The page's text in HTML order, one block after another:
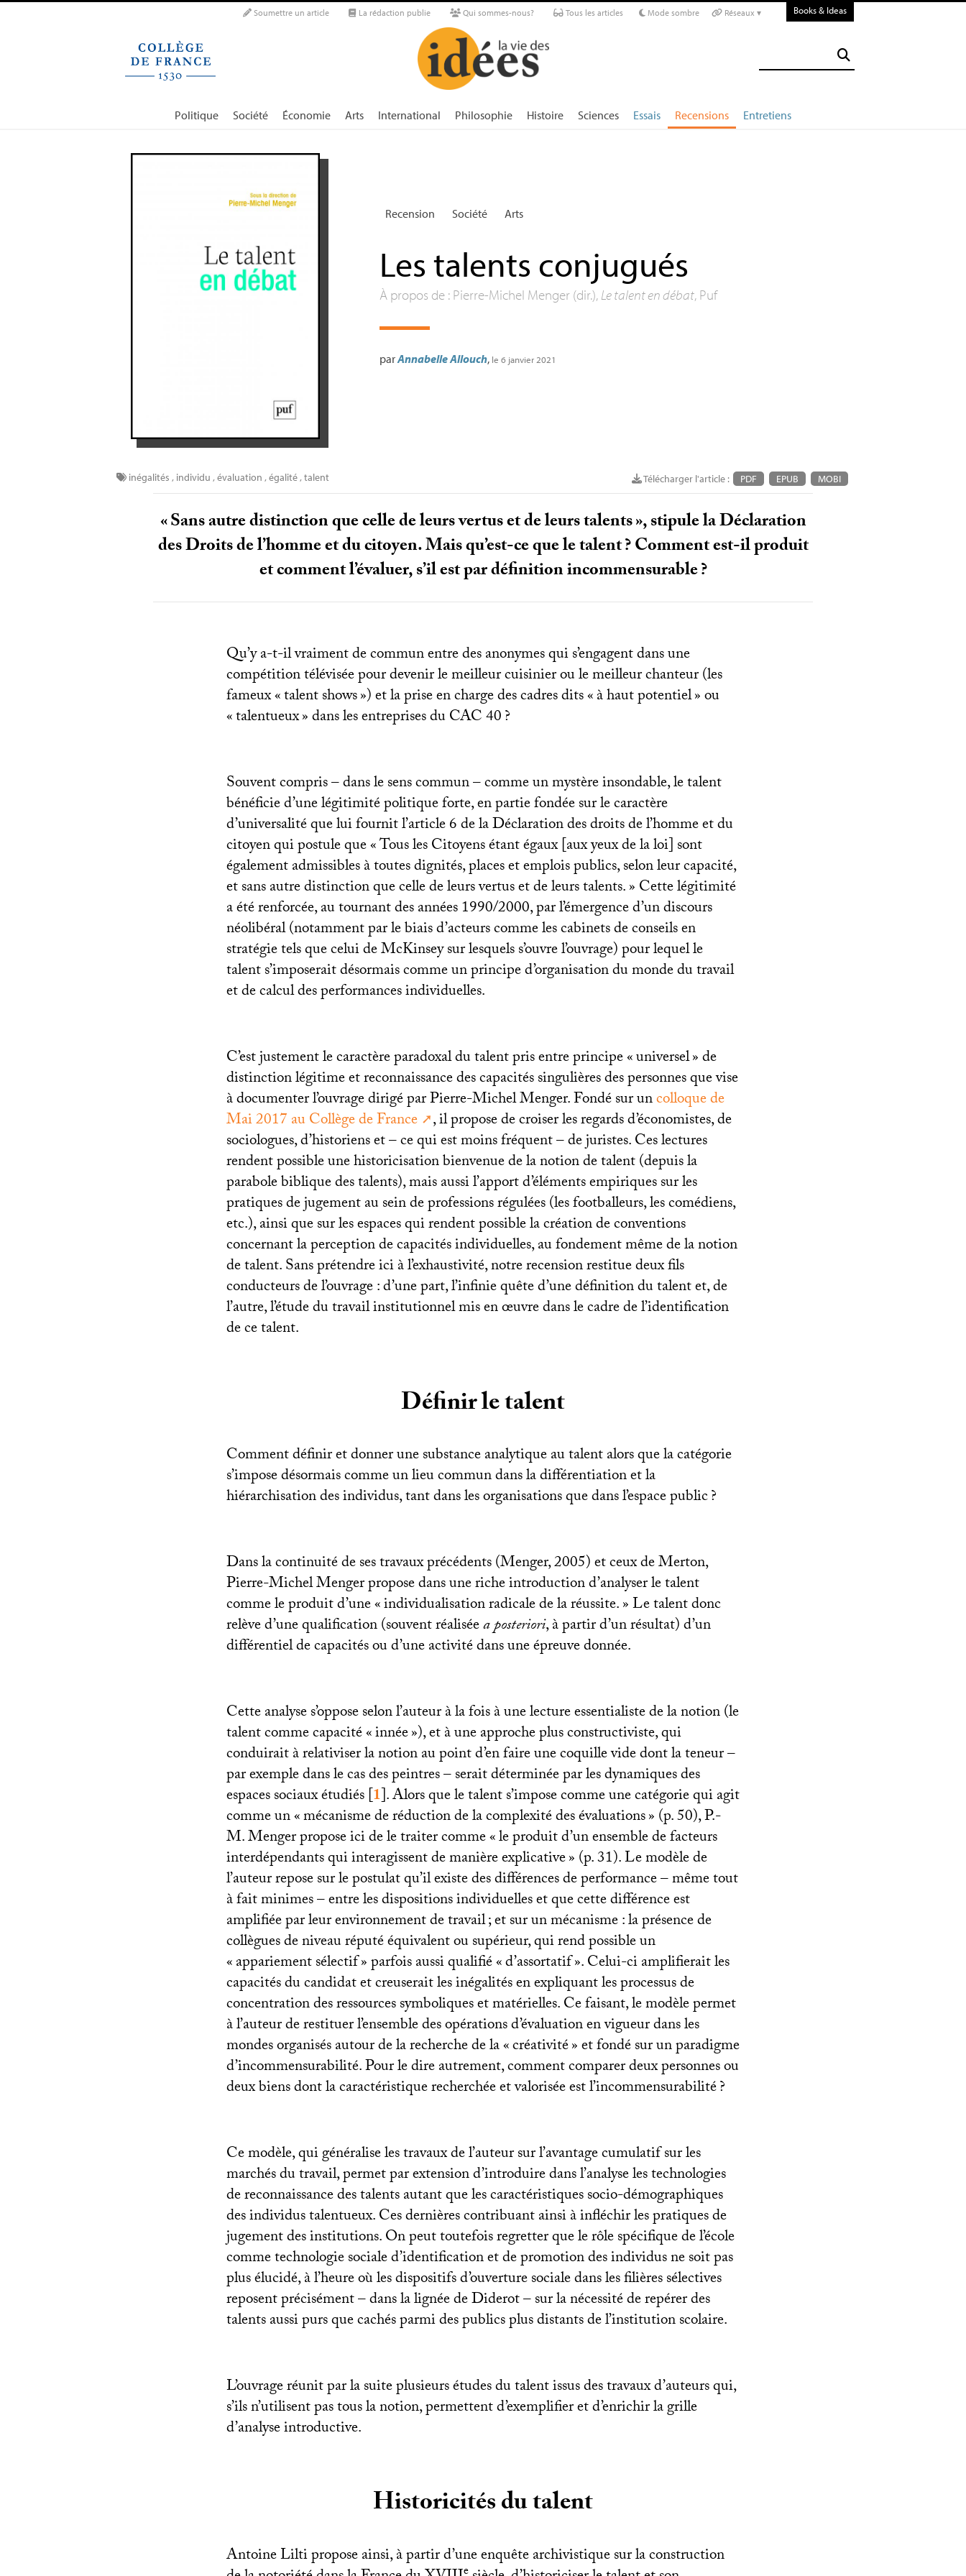
Soumettre un article La rédaction publie Qui sommes-nous? Tous les articles Mode sombre Réseaux ▾ Books & Ideas
Politique Société Économie Arts International Philosophie Histoire Sciences Essais Recensions Entretiens
Recension Société Arts
Les talents conjugués
À propos de : Pierre-Michel Menger (dir.), Le talent en débat, Puf
parAnnabelle Allouch, le 6 janvier 2021
Télécharger l'article : PDF EPUB MOBI
inégalités , individu ,évaluation ,égalité,talent
«Sans autre distinction que celle de leurs vertus et de leurs talents», stipule la Déclaration
des Droits de l’homme et du citoyen. Mais qu’est-ce que le talent? Comment est-il produit
et comment l’évaluer, s’il est par définition incommensurable?
Qu’y a-t-il vraiment de commun entre des anonymes qui s’engagent dans une
compétition télévisée pour devenir le meilleur cuisinier ou le meilleur chanteur (les
fameux «talent shows») et la prise en charge des cadres dits «à haut potentiel» ou
«talentueux» dans les entreprises duCAC40?
Souvent compris – dans le sens commun – comme un mystère insondable, le talent
bénéficie d’une légitimité politique forte, en partie fondée sur le caractère
d’universalité que lui fournit l’article 6 de la Déclaration des droits de l’homme et du
citoyen qui postule que «Tous les Citoyens étant égaux [aux yeux de la loi] sont
également admissibles à toutes dignités, places et emplois publics, selon leur capacité,
et sans autre distinction que celle de leurs vertus et de leurs talents.» Cette légitimité
a été renforcée, au tournant des années 1990/2000, par l’émergence d’un discours
néolibéral (notamment par le biais d’acteurs comme les cabinets de conseils en
stratégie tels que celui de McKinsey sur lesquels s’ouvre l’ouvrage) pour lequel le
talent s’imposerait désormais comme un principe d’organisation du monde du travail
et de calcul des performances individuelles.
C’est justement le caractère paradoxal du talent pris entre principe «universel» de
distinction légitime et reconnaissance des capacités singulières des personnes que vise
à documenter l’ouvrage dirigé par Pierre-Michel Menger. Fondé sur uncolloque de
Mai 2017 au Collège de France
, il propose de croiser les regards d’économistes, de
sociologues, d’historiens et – ce qui est moins fréquent – de juristes. Ces lectures
rendent possible une historicisation bienvenue de la notion de talent (depuis la
parabole biblique des talents), mais aussi l’apport d’éléments empiriques sur les
pratiques de jugement au sein de professions régulées (les footballeurs, les comédiens,
etc.), ainsi que sur les espaces qui rendent possible la création de conventions
concernant la perception de capacités individuelles, au fondement même de la notion
de talent. Sans prétendre ici à l’exhaustivité, notre recension restitue deux fils
conducteurs de l’ouvrage : d’une part, l’infinie quête d’une définition du talent et, de
l’autre, l’étude du travail institutionnel mis en œuvre dans le cadre de l’identification
de ce talent.
Définir le talent
Comment définir et donner une substance analytique au talent alors que la catégorie
s’impose désormais comme un lieu commun dans la différentiation et la
hiérarchisation des individus, tant dans les organisations que dans l’espace public?
Dans la continuité de ses travaux précédents (Menger, 2005) et ceux de Merton,
Pierre-Michel Menger propose dans une riche introduction d’analyser le talent
comme le produit d’une «individualisation radicale de la réussite.» Le talent donc
relève d’une qualification (souvent réaliséea posteriori, à partir d’un résultat) d’un
différentiel de capacités ou d’une activité dans une épreuve donnée.
Cette analyse s’oppose selon l’auteur à la fois à une lecture essentialiste de la notion (le
talent comme capacité «innée»), et à une approche plus constructiviste, qui
conduirait à relativiser la notion au point d’en faire une coquille vide dont la teneur –
par exemple dans le cas des peintres – serait déterminée par les dynamiques des
espaces sociaux étudiés[1]. Alors que le talent s’impose comme une catégorie qui agit
comme un «mécanisme de réduction de la complexité des évaluations» (p. 50), P.-
M. Menger propose ici de le traiter comme «le produit d’un ensemble de facteurs
interdépendants qui interagissent de manière explicative» (p. 31). Le modèle de
l’auteur repose sur le postulat qu’il existe des différences de performance – même tout
à fait minimes – entre les dispositions individuelles et que cette différence est
amplifiée par leur environnement de travail; et sur un mécanisme : la présence de
collègues de niveau réputé équivalent ou supérieur, qui rend possible un
«appariement sélectif» parfois aussi qualifié «d’assortatif». Celui-ci amplifierait les
capacités du candidat et creuserait les inégalités en expliquant les processus de
concentration des ressources symboliques et matérielles. Ce faisant, le modèle permet
à l’auteur de restituer l’ensemble des opérations d’évaluation en vigueur dans les
mondes organisés autour de la recherche de la «créativité» et fondé sur un paradigme
d’incommensurabilité. Pour le dire autrement, comment comparer deux personnes ou
deux biens dont la caractéristique recherchée et valorisée est l’incommensurabilité?
Ce modèle, qui généralise les travaux de l’auteur sur l’avantage cumulatif sur les
marchés du travail, permet par extension d’introduire dans l’analyse les technologies
de reconnaissance des talents autant que les caractéristiques socio-démographiques
des individus talentueux. Ces dernières contribuant ainsi à infléchir les pratiques de
jugement des institutions. On peut toutefois regretter que le rôle spécifique de l’école
comme technologie sociale d’identification et de promotion des individus ne soit pas
plus élucidé, à l’heure où les dispositifs d’ouverture sociale dans les filières sélectives
reposent précisément – dans la lignée de Diderot – sur la nécessité de repérer des
talents aussi purs que cachés parmi des publics plus distants de l’institution scolaire.
L’ouvrage réunit par la suite plusieurs études du talent issus des travaux d’auteurs qui,
s’ils n’utilisent pas tous la notion, permettent d’exemplifier et d’enrichir la grille
d’analyse introductive.
Historicités du talent
Antoine Lilti propose ainsi, à partir d’une enquête archivistique sur la construction
e